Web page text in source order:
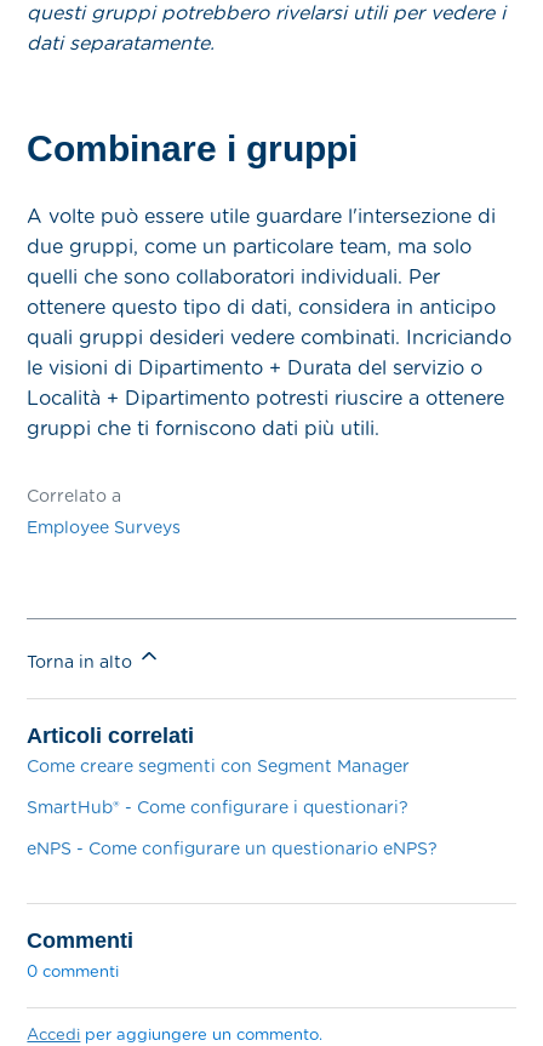
questi gruppi potrebbero rivelarsi utili per vedere i
dati separatamente.
Combinare i gruppi
A volte può essere utile guardare l'intersezione di
due gruppi, come un particolare team, ma solo
quelli che sono collaboratori individuali. Per
ottenere questo tipo di dati, considera in anticipo
quali gruppi desideri vedere combinati. Incriciando
le visioni di Dipartimento + Durata del servizio o
Località + Dipartimento potresti riuscire a ottenere
gruppi che ti forniscono dati più utili.
Correlato a
Employee Surveys
Torna in alto
Articoli correlati
Come creare segmenti con Segment Manager
SmartHub® - Come configurare i questionari?
eNPS - Come configurare un questionario eNPS?
Commenti
0 commenti
Accedi per aggiungere un commento.